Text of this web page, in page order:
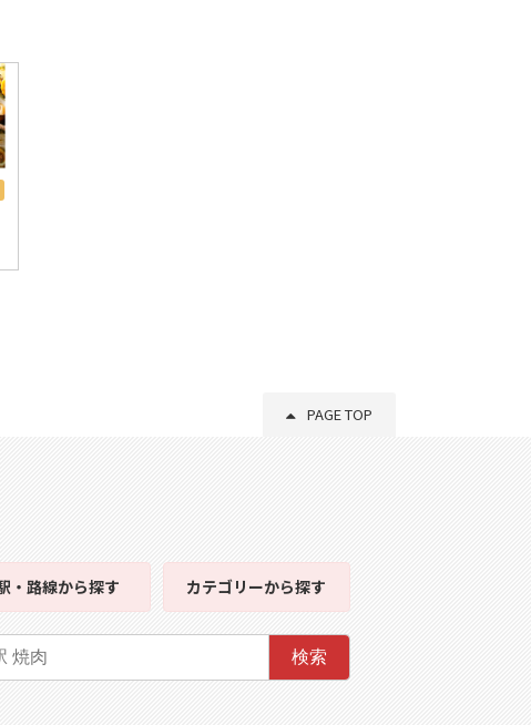
PAGE TOP
・路線から探す カテゴリーから探す
検索